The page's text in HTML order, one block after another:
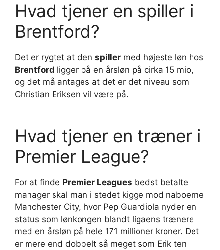
Hvad tjener en spiller i
Brentford?
Det er rygtet at den spiller med højeste løn hos
Brentford ligger på en årsløn på cirka 15 mio,
og det må antages at det er det niveau som
Christian Eriksen vil være på.
Hvad tjener en træner i
Premier League?
For at finde Premier Leagues bedst betalte
manager skal man i stedet kigge mod naboerne
Manchester City, hvor Pep Guardiola nyder en
status som lønkongen blandt ligaens trænere
med en årsløn på hele 171 millioner kroner. Det
er mere end dobbelt så meget som Erik ten